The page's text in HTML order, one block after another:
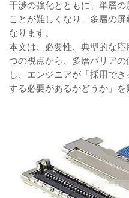
干渉の強化とともに、単層
ことが難しくなり、多層の
なります。
本文は、必要性、典型的な
つの視点から、多層バリア
し、エンジニアが「採用で
する必要があるかどうか」を